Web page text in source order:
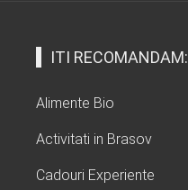
ITI RECOMANDAM:
Alimente Bio
Activitati in Brasov
Cadouri Experiente